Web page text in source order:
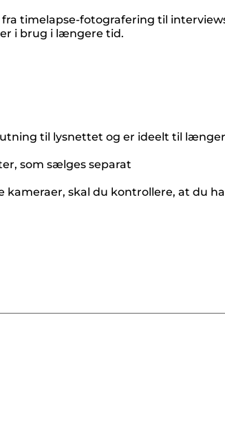
timelapse-fotografering til
i brug i længere tid.
til lysnettet og er ideelt til
som sælges separat
kameraer, skal du kontrollere, at du